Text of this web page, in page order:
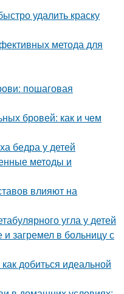
удалить краску
метода для
пошаговая
бровей: как и чем
бедра у детей
методы и
влияют на
угла у детей
загремел в больницу с
добиться идеальной